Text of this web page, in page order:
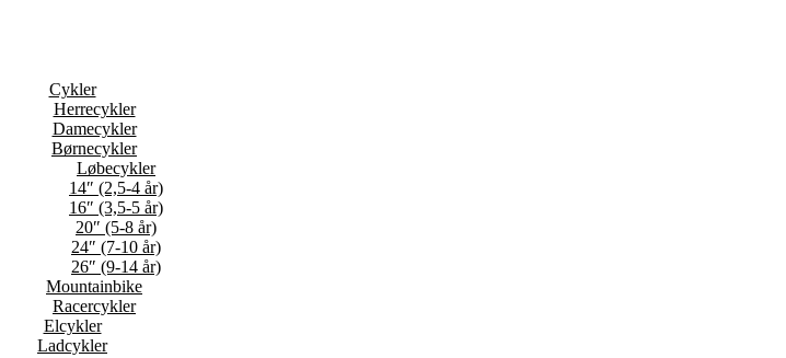
Cykler
Herrecykler
Damecykler
Børnecykler
Løbecykler
14″ (2,5-4 år)
16″ (3,5-5 år)
20″ (5-8 år)
24″ (7-10 år)
26″ (9-14 år)
Mountainbike
Racercykler
Elcykler
Ladcykler